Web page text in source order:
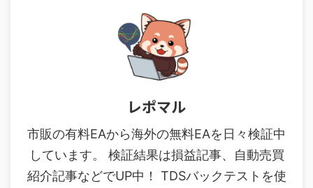
レポマル
市販の有料EAから海外の無料EAを日々検証中
しています。 検証結果は損益記事、自動売買
紹介記事などでUP中！ TDSバックテストを使